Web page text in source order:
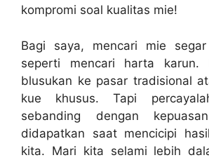
kompromi soal kualitas mie!
Bagi saya, mencari mie
seperti mencari harta karun.
blusukan ke pasar tradisional
kue khusus. Tapi
sebanding dengan
didapatkan saat mencicipi
kita. Mari kita selami lebih